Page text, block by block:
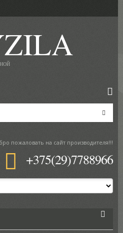
пожаловать на сайт производителя!!!
+375(29)7788966